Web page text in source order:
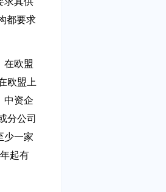
都要求
在欧盟
欧盟上
中资企
分公司
少一家
起有